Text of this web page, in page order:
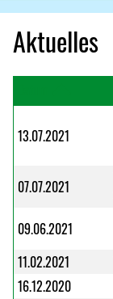
Aktuelles
13.07.2021
07.07.2021
09.06.2021
11.02.2021
16.12.2020